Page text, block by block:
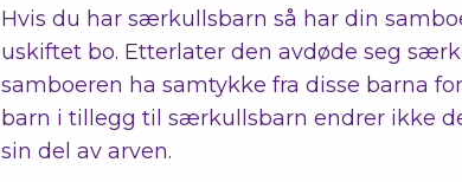
Hvis du har særkullsbarn så har din
uskiftet bo. Etterlater den avdøde seg
samboeren ha samtykke fra disse barna
barn i tillegg til særkullsbarn endrer ikke
sin del av arven.